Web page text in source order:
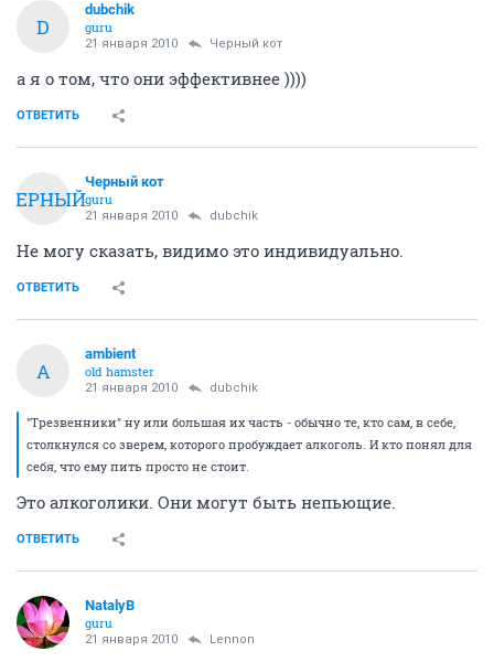
D
dubchik
guru
21 января 2010 Черный кот
а я о том, что они эффективнее ))))
ОТВЕТИТЬ
ЧЕРНЫЙ
Черный кот
guru
21 января 2010 dubchik
Не могу сказать, видимо это индивидуально.
ОТВЕТИТЬ
A
ambient
old hamster
21 января 2010 dubchik
"Трезвенники" ну или большая их часть - обычно те, кто сам, в себе,
столкнулся со зверем, которого пробуждает алкоголь. И кто понял для
себя, что ему пить просто не стоит.
Это алкоголики. Они могут быть непьющие.
ОТВЕТИТЬ
NatalyB
guru
21 января 2010 Lennon